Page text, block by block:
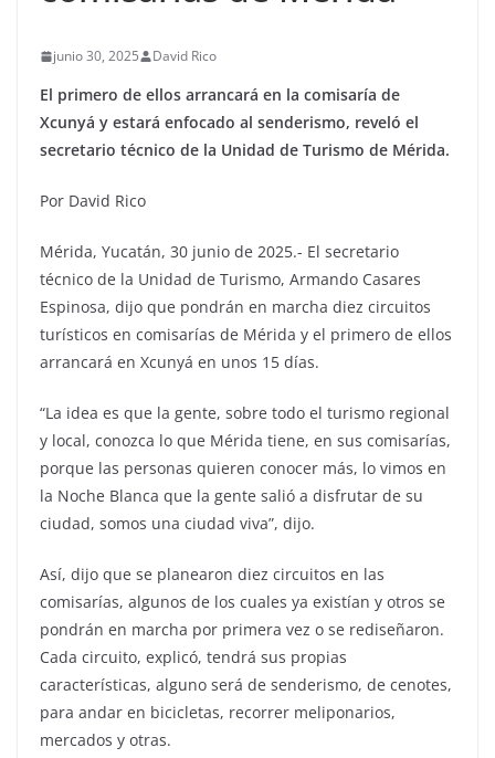
junio 30, 2025 David Rico
El primero de ellos arrancará en la comisaría de
Xcunyá y estará enfocado al senderismo, reveló el
secretario técnico de la Unidad de Turismo de Mérida.
Por David Rico
Mérida, Yucatán, 30 junio de 2025.- El secretario
técnico de la Unidad de Turismo, Armando Casares
Espinosa, dijo que pondrán en marcha diez circuitos
turísticos en comisarías de Mérida y el primero de ellos
arrancará en Xcunyá en unos 15 días.
“La idea es que la gente, sobre todo el turismo regional
y local, conozca lo que Mérida tiene, en sus comisarías,
porque las personas quieren conocer más, lo vimos en
la Noche Blanca que la gente salió a disfrutar de su
ciudad, somos una ciudad viva”, dijo.
Así, dijo que se planearon diez circuitos en las
comisarías, algunos de los cuales ya existían y otros se
pondrán en marcha por primera vez o se rediseñaron.
Cada circuito, explicó, tendrá sus propias
características, alguno será de senderismo, de cenotes,
para andar en bicicletas, recorrer meliponarios,
mercados y otras.